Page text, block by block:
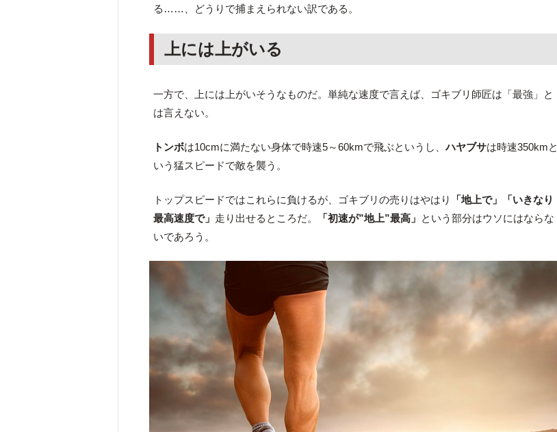
る……、どうりで捕まえられない訳である。
上には上がいる
一方で、上には上がいそうなものだ。単純な速度で言えば、ゴキブリ師匠は「最強」と
は言えない。
トンボは10cmに満たない身体で時速5～60kmで飛ぶというし、ハヤブサは時速350kmと
いう猛スピードで敵を襲う。
トップスピードではこれらに負けるが、ゴキブリの売りはやはり
「地上で」「いきなり
最高速度で」 走り出せるところだ。 「初速が”地上”最高」 という部分はウソにはならな
いであろう。